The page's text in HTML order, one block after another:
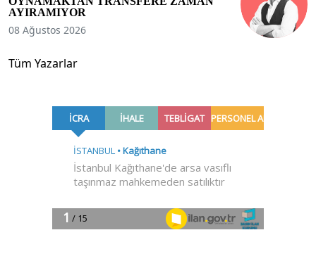
AYIRAMIYOR
08 Ağustos 2026
Tüm Yazarlar